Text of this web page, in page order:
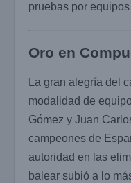
pruebas por
Oro en
La gran alegría del
modalidad de
Gómez y Juan
campeones de
autoridad en las
balear subió a lo